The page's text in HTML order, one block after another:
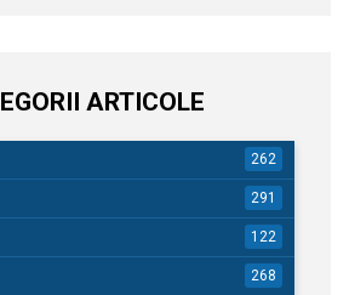
ARTICOLE
262
291
122
268